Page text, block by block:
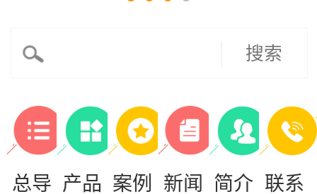
搜索
总导 产品 案例 新闻 简介 联系